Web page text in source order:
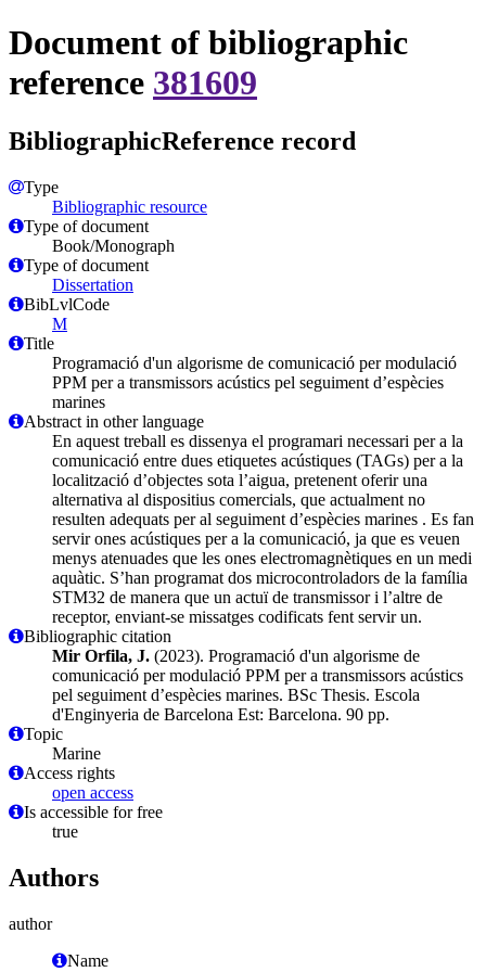
Document of bibliographic
reference 381609
BibliographicReference record
Type
Bibliographic resource
Type of document
Book/Monograph
Type of document
Dissertation
BibLvlCode
M
Title
Programació d'un algorisme de comunicació per modulació
PPM per a transmissors acústics pel seguiment d’espècies
marines
Abstract in other language
En aquest treball es dissenya el programari necessari per a la
comunicació entre dues etiquetes acústiques (TAGs) per a la
localització d’objectes sota l’aigua, pretenent oferir una
alternativa al dispositius comercials, que actualment no
resulten adequats per al seguiment d’espècies marines . Es fan
servir ones acústiques per a la comunicació, ja que es veuen
menys atenuades que les ones electromagnètiques en un medi
aquàtic. S’han programat dos microcontroladors de la família
STM32 de manera que un actuï de transmissor i l’altre de
receptor, enviant-se missatges codificats fent servir un.
Bibliographic citation
Mir Orfila, J. (2023). Programació d'un algorisme de
comunicació per modulació PPM per a transmissors acústics
pel seguiment d’espècies marines. BSc Thesis. Escola
d'Enginyeria de Barcelona Est: Barcelona. 90 pp.
Topic
Marine
Access rights
open access
Is accessible for free
true
Authors
author
Name